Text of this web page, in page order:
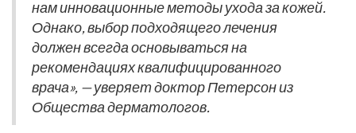
оборудования.
нам инновационные методы ухода за кожей.
Однако, выбор подходящего лечения
должен всегда основываться на
рекомендациях квалифицированного
врача», — уверяет доктор Петерсон из
Общества дерматологов.